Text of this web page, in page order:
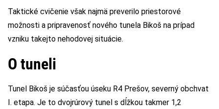
Taktické cvičenie však najmä preverilo priestorové
možnosti a pripravenosť nového tunela Bikoš na prípad
vzniku takejto nehodovej situácie.
O tuneli
Tunel Bikoš je súčasťou úseku R4 Prešov, severný obchvat
I. etapa. Je to dvojrúrový tunel s dĺžkou takmer 1,2